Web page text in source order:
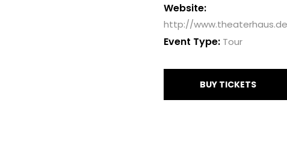
Website:
http://www.theaterhaus.de
Event Type: Tour
BUY TICKETS